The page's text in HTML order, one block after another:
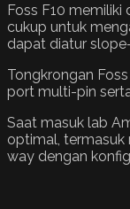
Foss F10
cukup untuk
dapat diatur
Tongkrongan
port multi-pin
Saat masuk lab
optimal, termasuk
way dengan